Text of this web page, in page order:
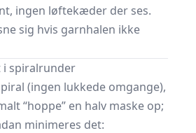
ingen løftekæder der ses.
sig hvis garnhalen ikke
i spiralrunder
(ingen lukkede omgange),
“hoppe” en halv maske op;
minimeres det: